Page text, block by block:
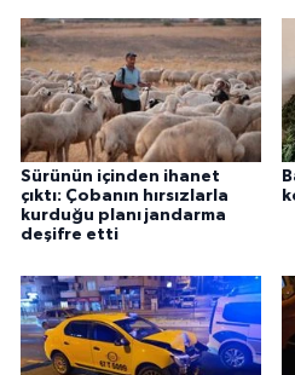
Sürünün içinden ihanet
çıktı: Çobanın hırsızlarla
kurduğu planı jandarma
deşifre etti